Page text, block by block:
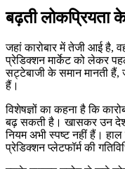
बढ़ती लोकप्रियता
जहां कारोबार में तेजी आई है,
प्रेडिक्शन मार्केट को लेकर
सट्टेबाजी के समान मानती हैं,
हैं।
विशेषज्ञों का कहना है कि
बढ़ सकती है। खासकर उन
नियम अभी स्पष्ट नहीं हैं।
प्रेडिक्शन प्लेटफॉर्म की